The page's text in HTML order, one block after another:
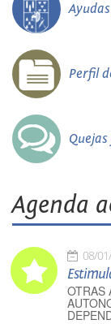
Perfil
Agenda
08/
OTRAS